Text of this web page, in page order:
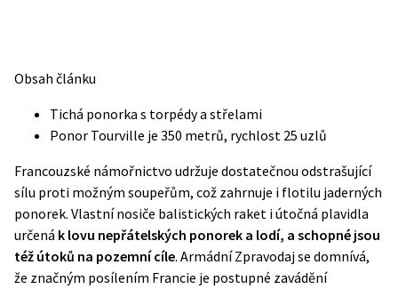
Obsah článku
Tichá ponorka s torpédy a střelami
Ponor Tourville je 350 metrů, rychlost 25 uzlů
Francouzské námořnictvo udržuje dostatečnou odstrašující
sílu proti možným soupeřům, což zahrnuje i flotilu jaderných
ponorek. Vlastní nosiče balistických raket i útočná plavidla
určená k lovu nepřátelských ponorek a lodí, a schopné jsou
též útoků na pozemní cíle. Armádní Zpravodaj se domnívá,
že značným posílením Francie je postupné zavádění